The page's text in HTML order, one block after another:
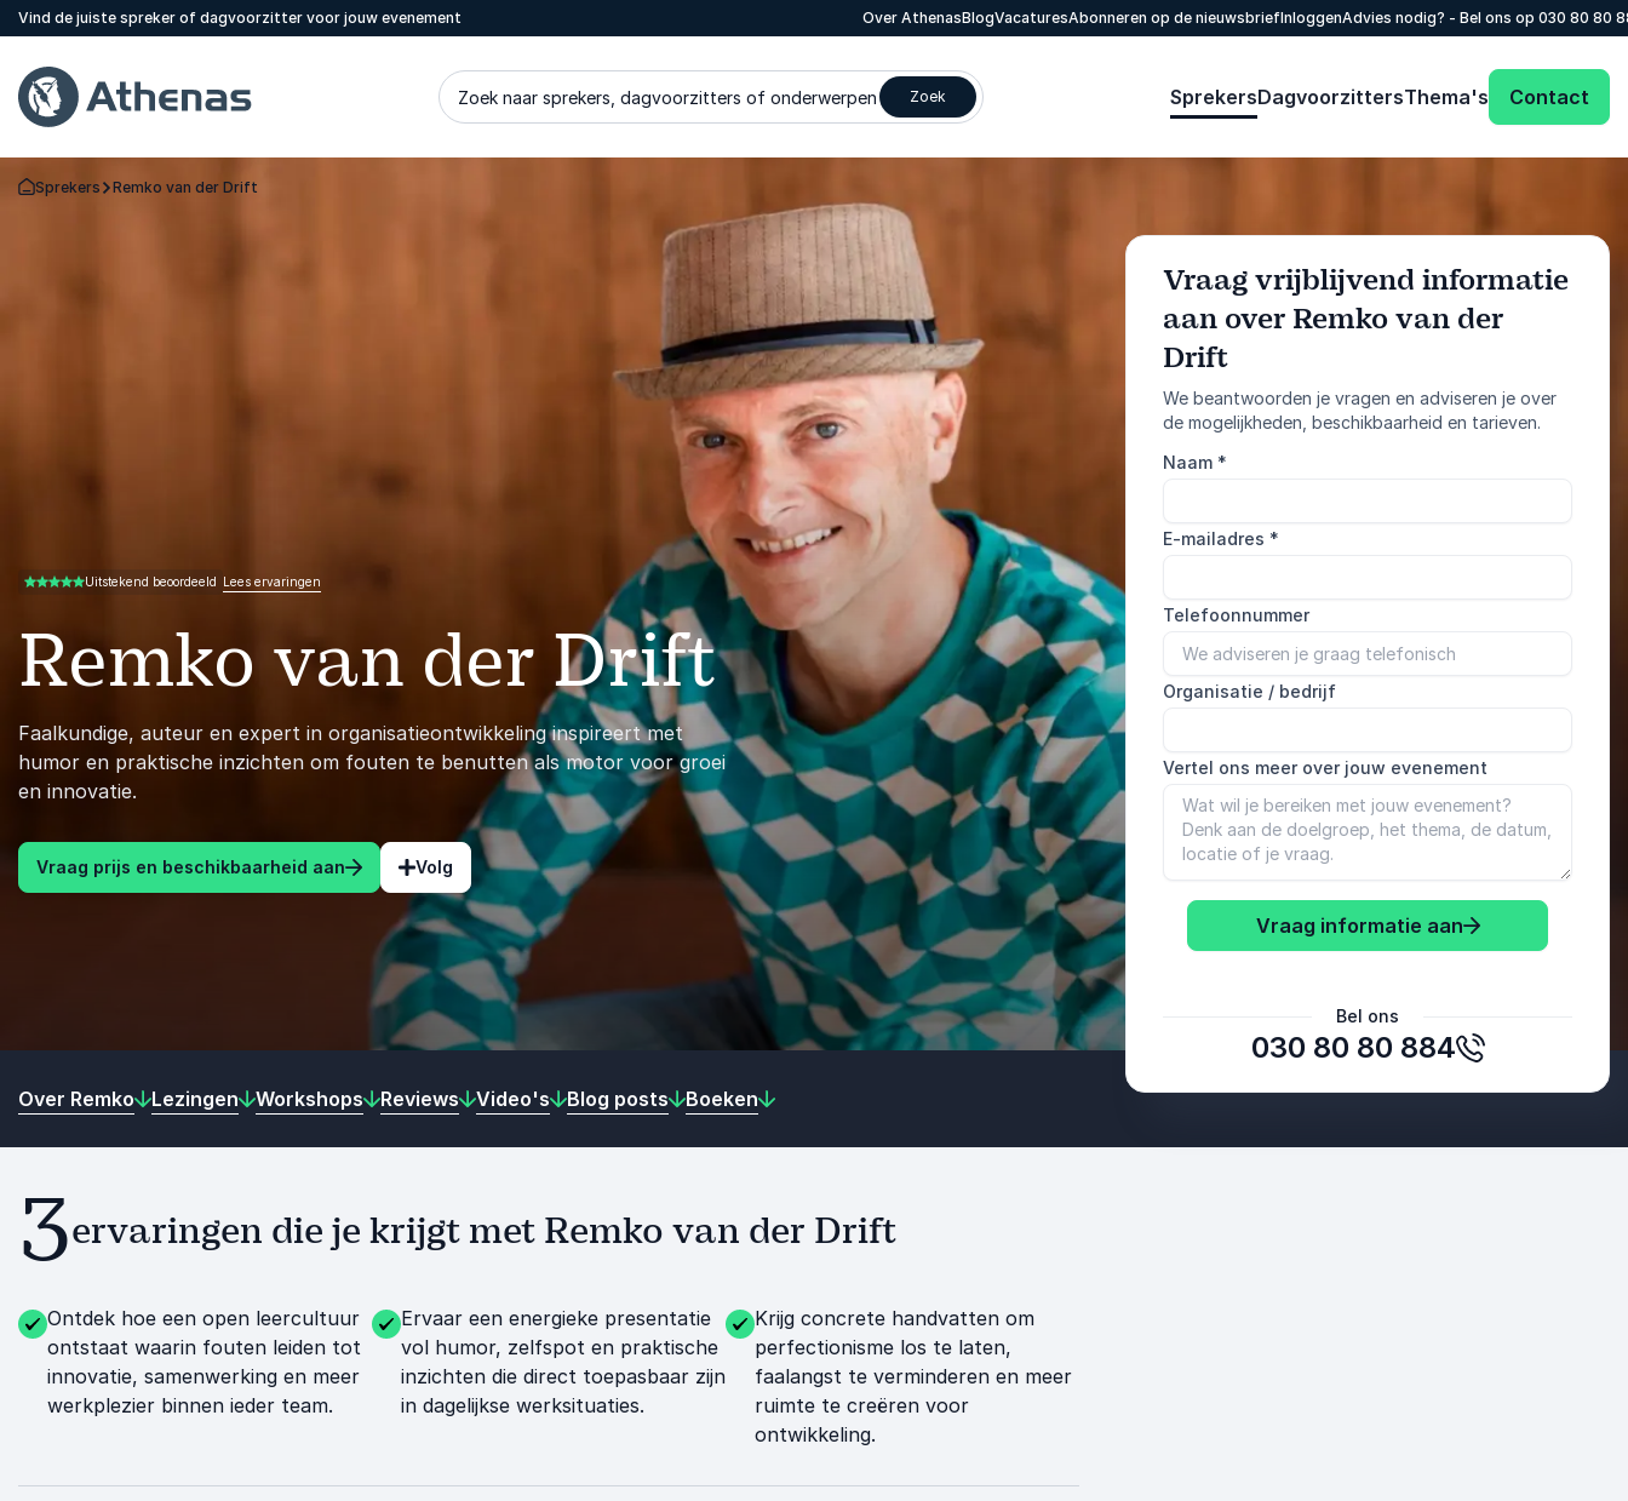
Vind de juiste spreker of dagvoorzitter voor jouw evenement Over AthenasBlogVacaturesAbonneren op de nieuwsbriefInloggenAdvies nodig? - Bel ons op 030 80 80
Zoek naar sprekers, dagvoorzitters of onderwerpen Zoek SprekersDagvoorzittersThema's Contact
Terug naar de startpagina
Sprekers Remko van der Drift
Remko van der Drift
Faalkundige, auteur en expert in organisatieontwikkeling inspireert met
humor en praktische inzichten om fouten te benutten als motor voor groei
en innovatie.
Vraag prijs en beschikbaarheid aan Volg
4.89 van 5Uitstekend beoordeeld Lees ervaringen
Vraag vrijblijvend informatie
aan over Remko van der
Drift
We beantwoorden je vragen en adviseren je over
de mogelijkheden, beschikbaarheid en tarieven.
Naam *
E-mailadres *
Telefoonnummer
Organisatie / bedrijf
Vertel ons meer over jouw evenement
Vraag informatie aan
Bel ons
030 80 80 884
Hoogheemraadschap van Rijnland
Bel ons
Over Remko Lezingen Workshops Reviews Video's Blog posts Boeken
3ervaringen die je krijgt met Remko van der Drift
Ontdek hoe een open leercultuur
ontstaat waarin fouten leiden tot
innovatie, samenwerking en meer
werkplezier binnen ieder team.
Ervaar een energieke presentatie
vol humor, zelfspot en praktische
inzichten die direct toepasbaar zijn
in dagelijkse werksituaties.
Krijg concrete handvatten om
perfectionisme los te laten,
faalangst te verminderen en meer
ruimte te creëren voor
ontwikkeling.